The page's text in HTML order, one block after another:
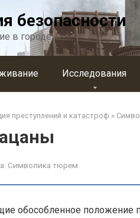
безопасности
в городе
Исследования
преступлений и катастроф »
Символика тюрем
обособленное положение